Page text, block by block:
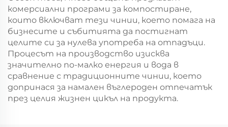
комерсиални програми за компостиране,
които включват тези чинии, което помага на
бизнесите и събитията да постигнат
целите си за нулева употреба на отпадъци.
Процесът на производство изисква
значително по-малко енергия и вода в
сравнение с традиционните чинии, което
допринася за намален въглероден отпечатък
през целия жизнен цикъл на продукта.